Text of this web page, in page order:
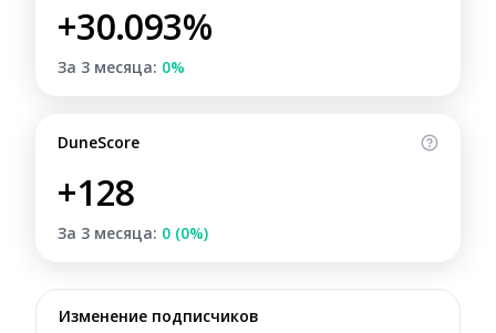
+30.093%
За 3 месяца: 0%
DuneScore
+128
За 3 месяца: 0 (0%)
Изменение подписчиков